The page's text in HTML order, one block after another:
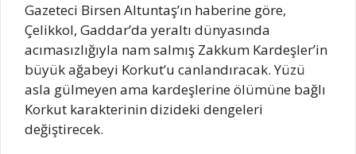
Gazeteci Birsen Altuntaş’ın haberine göre,
Çelikkol, Gaddar’da yeraltı dünyasında
acımasızlığıyla nam salmış Zakkum Kardeşler’in
büyük ağabeyi Korkut’u canlandıracak. Yüzü
asla gülmeyen ama kardeşlerine ölümüne bağlı
Korkut karakterinin dizideki dengeleri
değiştirecek.